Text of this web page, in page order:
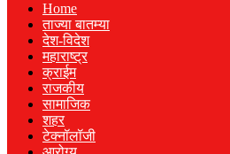
Home
ताज्या बातम्या
देश-विदेश
महाराष्ट्र
क्राईम
राजकीय
सामाजिक
शहर
टेक्नॉलॉजी